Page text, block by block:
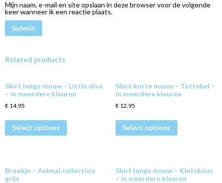
Mijn naam, e-mail en site opslaan in deze browser voor de volgende
keer wanneer ik een reactie plaats.
Related products
Shirt lange mouw – Little diva
– in meerdere kleuren
€ 14,95
Select options
Shirt korte mouw – Tuttebel –
in meerdere kleuren
€12,95
Select options
Broekje – Animal collection
grijs
Shirt lange mouw – Kletskous
– in meerdere kleuren